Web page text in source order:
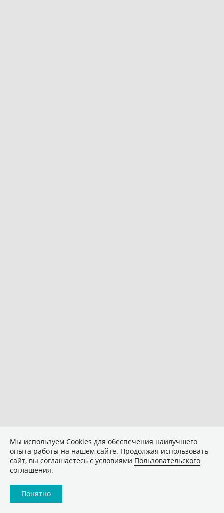
Мы используем Сookies для обеспечения наилучшего
опыта работы на нашем сайте. Продолжая использовать
сайт, вы соглашаетесь с условиями Пользовательского
соглашения.
Понятно